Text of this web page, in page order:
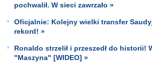
pochwalił. W sieci zawrzało »
Oficjalnie: Kolejny wielki transfer
rekord! »
Ronaldo strzelił i przeszedł do historii!
"Maszyna" [WIDEO] »